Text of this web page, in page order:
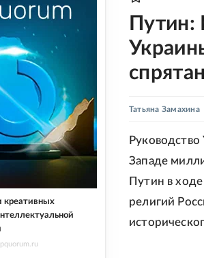
Путин:
Татьяна Замахина
Западе
Путин в
религий
креативных